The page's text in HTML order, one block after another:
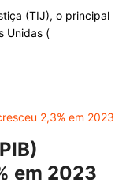
(TIJ), o principal
Unidas (
em 2023